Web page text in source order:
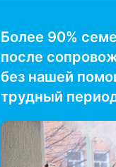
Более 90%
после
без нашей
трудный